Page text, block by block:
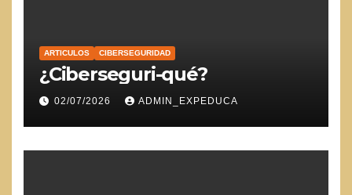
ARTICULOS CIBERSEGURIDAD
¿Ciberseguri-qué?
02/07/2026 ADMIN_EXPEDUCA